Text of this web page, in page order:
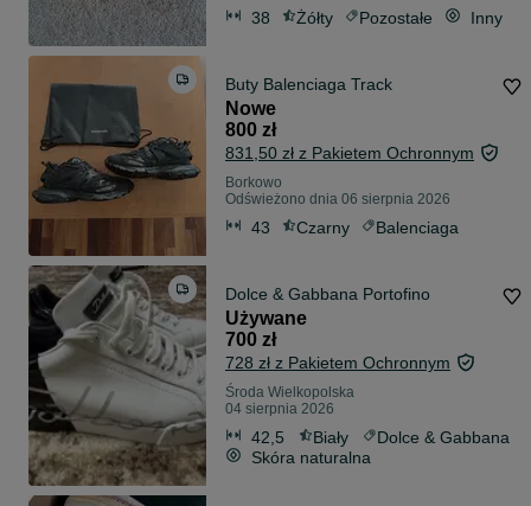
38 Żółty Pozostałe Inny
Buty Balenciaga Track
Nowe
800 zł
831,50 zł z Pakietem Ochronnym
Borkowo
Odświeżono dnia 06 sierpnia 2026
43 Czarny Balenciaga
Dolce & Gabbana Portofino
Używane
700 zł
728 zł z Pakietem Ochronnym
Środa Wielkopolska
04 sierpnia 2026
42,5 Biały
Dolce & Gabbana
Skóra naturalna